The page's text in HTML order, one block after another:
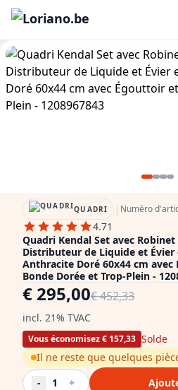
QUADRI | Numéro
4.71
Quadri Kendal Set avec Robinet
Distributeur de Liquide et Évier
Anthracite Doré 60x44 cm
Bonde Dorée et Trop-Plein -
€ 295,00€ 452,33
incl. 21% TVAC
Vous économisez € 157,33 Solde
Il ne reste que quelques
-
1 +